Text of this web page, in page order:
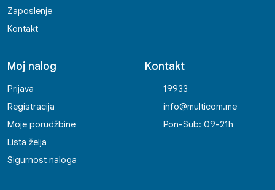
Zaposlenje
Kontakt
Moj nalog
Prijava
Registracija
Moje porudžbine
Lista želja
Sigurnost naloga
Kontakt
19933
info@multicom.me
Pon-Sub: 09-21h